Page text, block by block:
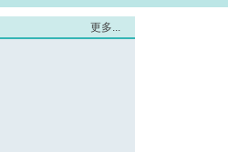
更多...